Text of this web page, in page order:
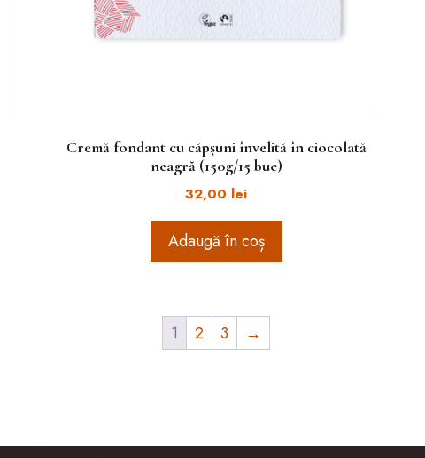
Cremă fondant cu căpșuni învelită în ciocolată
neagră (150g/15 buc)
32,00 lei
Adaugă în coș
1 2 3 →